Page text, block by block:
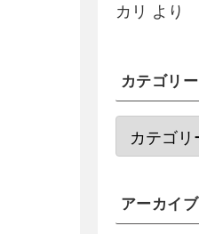
カリ より
カテゴリー
アーカイブ